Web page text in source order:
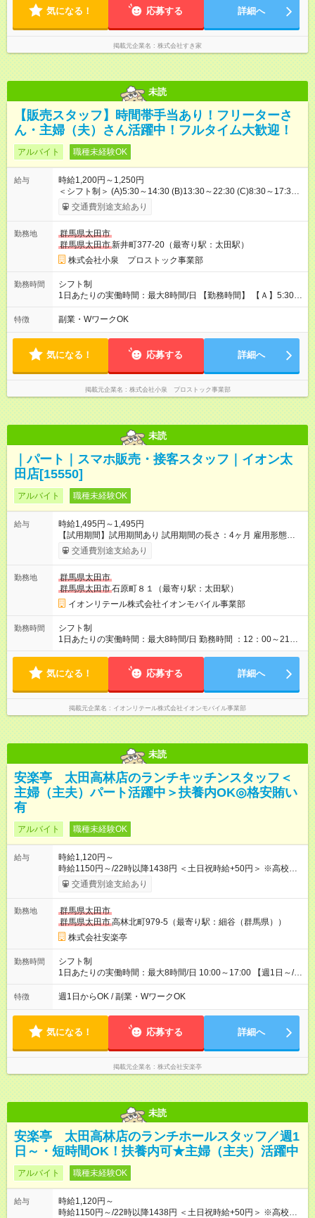
気になる！ 応募する 詳細へ
掲載元企業名 株式会社すき家
未読
【販売スタッフ】時間帯手当あり！フリーターさ
ん・主婦（夫）さん活躍中！フルタイム大歓迎！
アルバイト 職種未経験OK
給与
時給1,200円～1,250円
＜シフト制＞ (A)5:30～14:30 (B)13:30～22:30 (C)8:30～17:30
※フルタイム働ける方大歓迎♪ AB番：時給1250円 ABC番：時給
1200円 ●時間帯手当あり 05:30～08:00 20:00～22:30 の時間帯
[フルタイムでガッツリ] 早番＆遅番 時給1250円、週5勤務の場合
- 月収22万6600円 ＝時給1250円×8ｈ×22日＋勤務手当300円
×22日 ＊入社祝い金支給(規定有) ＊シフトは気軽にご相談をくだ
さい 【試用期間】試用期間なし
交通費別途支給あり
勤務地
群馬県太田市
群馬県太田市新井町377-20（最寄り駅：太田駅）
株式会社小泉 プロストック事業部
勤務時間
シフト制
1日あたりの実働時間：最大8時間/日 【勤務時間】 【Ａ】5:30～
14:30 【Ｂ】13:30～22:30 【Ｃ】8:30～17:30 ★A、Bのシフト
のうち5:30～8:00、20:00～22:30の時間帯には別途「時間帯手
特徴 副業・WワークOK
気になる！ 応募する 詳細へ
掲載元企業名 株式会社小泉 プロストック事業部
未読
｜パート｜スマホ販売・接客スタッフ｜イオン太
田店[15550]
アルバイト 職種未経験OK
給与
時給1,495円～1,495円
【試用期間】試用期間あり 試用期間の長さ：4ヶ月 雇用形態、
給与は本採用時と同じです。 試用期間中の労働時間は月間80時
間未満となります。
交通費別途支給あり
勤務地
群馬県太田市
群馬県太田市石原町８１（最寄り駅：太田駅）
イオンリテール株式会社イオンモバイル事業部
勤務時間
シフト制
1日あたりの実働時間：最大8時間/日 勤務時間 ：12：00～21：
00 のうち 1日4時間～、週3日～OK 基本残業なし ※月87時間勤
1日4時間x週4日（扶養内勤務） ・1日6時間x週4日（社会保険加
気になる！ 応募する 詳細へ
掲載元企業名 イオンリテール株式会社イオンモバイル事業部
未読
安楽亭 太田高林店のランチキッチンスタッフ＜
主婦（主夫）パート活躍中＞扶養内OK◎格安賄い
有
アルバイト 職種未経験OK
給与
時給1,120円～
時給1150円～/22時以降1438円 ＜土日祝時給+50円＞ ※高校生
時給1120円 【試用期間】試用期間あり 試用期間の長さ：12ヶ
月 ※ 雇用形態と給与に、本採用時と異なる部分があります。 雇
時給1110円 ※高校生時給1080円 ※最大12ヶ月の間で、合計30
時間の試用期間（研修期間）があります。
交通費別途支給あり
勤務地
群馬県太田市
群馬県太田市高林北町979-5（最寄り駅：細谷（群馬県））
株式会社安楽亭
勤務時間
シフト制
1日あたりの実働時間：最大8時間/日 10:00～17:00 【週1日～/1
日3時間～OK！】 ＊レギュラー勤務ももちろん大歓迎！ 「子ど
ものお迎えまでの時間」 「ランチタイムだけ」 など、家庭の予
談可能◎
特徴 週1日からOK / 副業・WワークOK
気になる！ 応募する 詳細へ
掲載元企業名 株式会社安楽亭
未読
安楽亭 太田高林店のランチホールスタッフ／週1
日～・短時間OK！扶養内可★主婦（主夫）活躍中
アルバイト 職種未経験OK
給与
時給1,120円～
時給1150円～/22時以降1438円 ＜土日祝時給+50円＞ ※高校生